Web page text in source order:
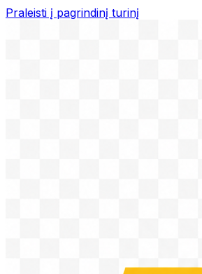
Praleisti į pagrindinį turinį